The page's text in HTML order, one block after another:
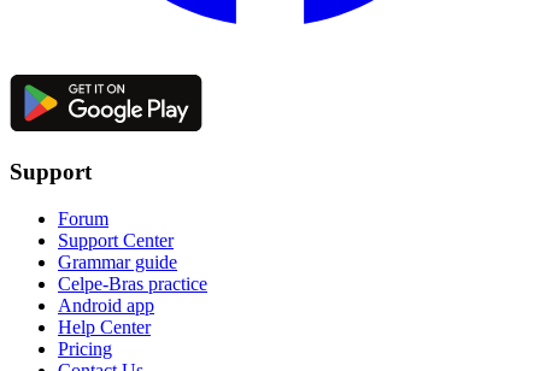
Support
Forum
Support Center
Grammar guide
Celpe-Bras practice
Android app
Help Center
Pricing